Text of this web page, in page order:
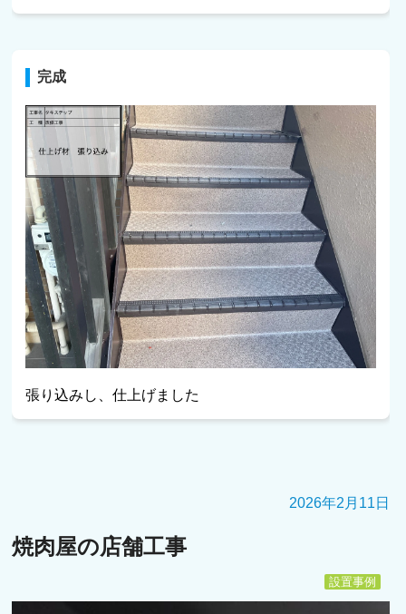
完成
張り込みし、仕上げました
2026年2月11日
焼肉屋の店舗工事
設置事例